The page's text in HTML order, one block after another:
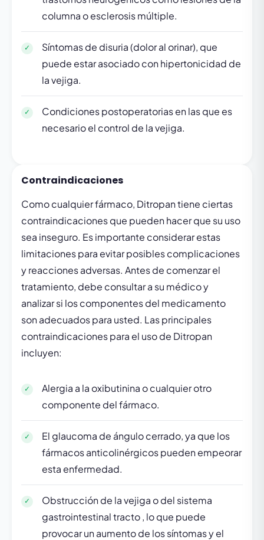
columna o esclerosis múltiple.
Síntomas de disuria (dolor al orinar), que
puede estar asociado con hipertonicidad de
la vejiga.
Condiciones postoperatorias en las que es
necesario el control de la vejiga.
Contraindicaciones
Como cualquier fármaco, Ditropan tiene ciertas
contraindicaciones que pueden hacer que su uso
sea inseguro. Es importante considerar estas
limitaciones para evitar posibles complicaciones
y reacciones adversas. Antes de comenzar el
tratamiento, debe consultar a su médico y
analizar si los componentes del medicamento
son adecuados para usted. Las principales
contraindicaciones para el uso de Ditropan
incluyen:
Alergia a la oxibutinina o cualquier otro
componente del fármaco.
El glaucoma de ángulo cerrado, ya que los
fármacos anticolinérgicos pueden empeorar
esta enfermedad.
Obstrucción de la vejiga o del sistema
gastrointestinal tracto , lo que puede
provocar un aumento de los síntomas y el